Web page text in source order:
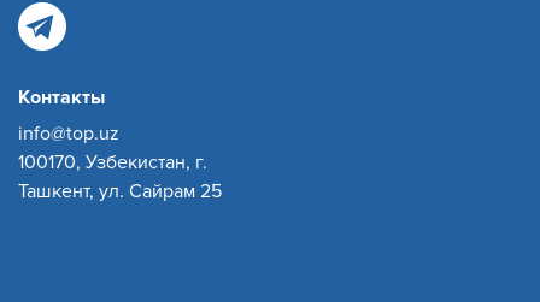
Контакты
info@top.uz
100170, Узбекистан, г.
Ташкент, ул. Сайрам 25